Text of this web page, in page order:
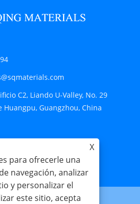
C2, Liando U-Valley, No. 29
Guangzhou, China
X
para ofrecerle una
navegación, analizar
y personalizar el
este sitio, acepta